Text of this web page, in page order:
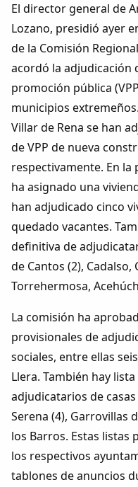
Colaboradores
Biblioteca
Foros
Diccionario
Traductor
Dichos
Cancionero Local
Apodos
Peñas
El director general de
Lozano, presidió ayer
de la Comisión
acordó la adjudicación
promoción pública
municipios
Villar de Rena se han
de VPP de nueva
respectivamente. En
ha asignado una
han adjudicado cinco
quedado vacantes.
definitiva de
de Cantos (2), Cadalso,
Torrehermosa,
La comisión ha
provisionales de
sociales, entre ellas
Llera. También hay
adjudicatarios de
Serena (4), Garrovillas
los Barros. Estas listas
los respectivos
tablones de anuncios